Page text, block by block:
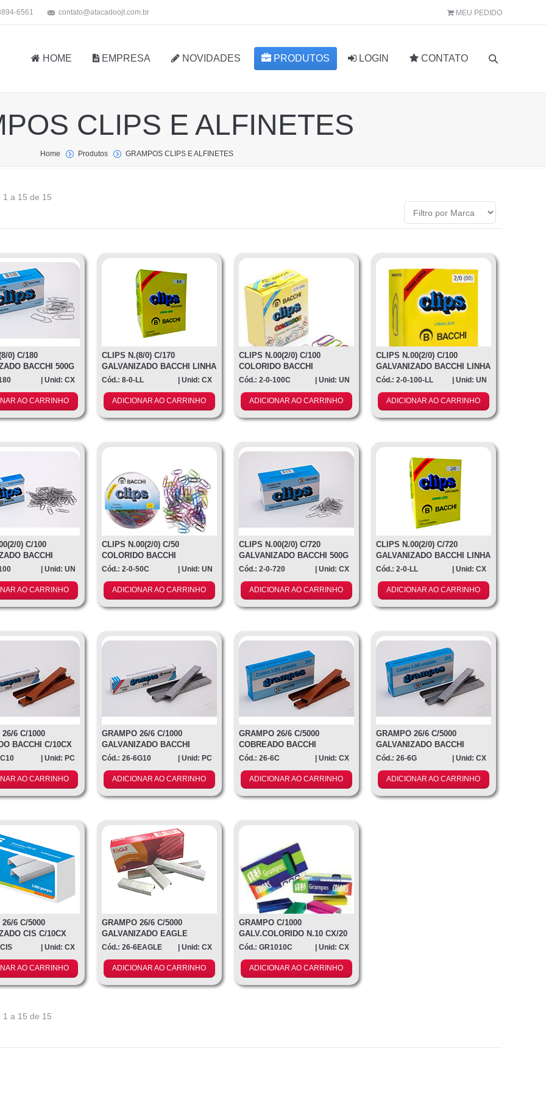
6561 contato@atacadoojt.com.br MEU PEDIDO
HOME EMPRESA NOVIDADES PRODUTOS LOGIN CONTATO
CLIPS E ALFINETES
Home Produtos GRAMPOS CLIPS E ALFINETES
1 a 15 de 15
0) C/180
BACCHI 500G
| Unid: CX
AO CARRINHO
CLIPS N.(8/0) C/170
GALVANIZADO BACCHI LINHA
LEVE
Cód.: 8-0-LL | Unid: CX
ADICIONAR AO CARRINHO
CLIPS N.00(2/0) C/100
COLORIDO BACCHI
Cód.: 2-0-100C | Unid: UN
ADICIONAR AO CARRINHO
CLIPS N.00(2/0) C/100
GALVANIZADO BACCHI LINHA
LEV
Cód.: 2-0-100-LL | Unid: UN
ADICIONAR AO CARRINHO
0) C/100
BACCHI
| Unid: UN
AO CARRINHO
CLIPS N.00(2/0) C/50
COLORIDO BACCHI
Cód.: 2-0-50C | Unid: UN
ADICIONAR AO CARRINHO
CLIPS N.00(2/0) C/720
GALVANIZADO BACCHI 500G
Cód.: 2-0-720 | Unid: CX
ADICIONAR AO CARRINHO
CLIPS N.00(2/0) C/720
GALVANIZADO BACCHI LINHA
LEV
Cód.: 2-0-LL | Unid: CX
ADICIONAR AO CARRINHO
6 C/1000
BACCHI C/10CX
| Unid: PC
AO CARRINHO
GRAMPO 26/6 C/1000
GALVANIZADO BACCHI
C/10CX
Cód.: 26-6G10 | Unid: PC
ADICIONAR AO CARRINHO
GRAMPO 26/6 C/5000
COBREADO BACCHI
Cód.: 26-6C | Unid: CX
ADICIONAR AO CARRINHO
GRAMPO 26/6 C/5000
GALVANIZADO BACCHI
Cód.: 26-6G | Unid: CX
ADICIONAR AO CARRINHO
6 C/5000
CIS C/10CX
| Unid: CX
AO CARRINHO
GRAMPO 26/6 C/5000
GALVANIZADO EAGLE
C/10CX
Cód.: 26-6EAGLE | Unid: CX
ADICIONAR AO CARRINHO
GRAMPO C/1000
GALV.COLORIDO N.10 CX/20
Cód.: GR1010C | Unid: CX
ADICIONAR AO CARRINHO
1 a 15 de 15